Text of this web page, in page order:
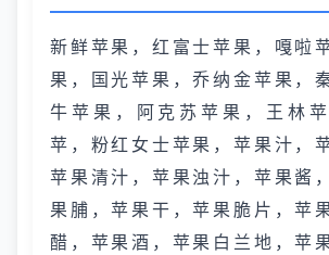
新鲜苹果，红富士苹果，嘎啦
果，国光苹果，乔纳金苹果，
牛苹果，阿克苏苹果，王林
苹，粉红女士苹果，苹果汁，
苹果清汁，苹果浊汁，苹果酱
果脯，苹果干，苹果脆片，苹
醋，苹果酒，苹果白兰地，苹